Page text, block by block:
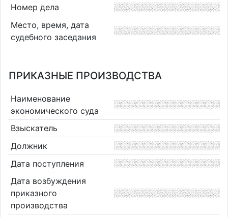
Номер дела
Место, время, дата
судебного заседания
ПРИКАЗНЫЕ ПРОИЗВОДСТВА
Наименование
экономического суда
Взыскатель
Должник
Дата поступления
Дата возбуждения
приказного
производства